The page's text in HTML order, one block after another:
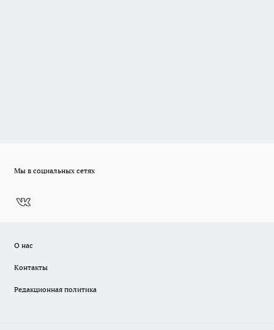
Мы в социальных сетях
О нас
Контакты
Редакционная политика